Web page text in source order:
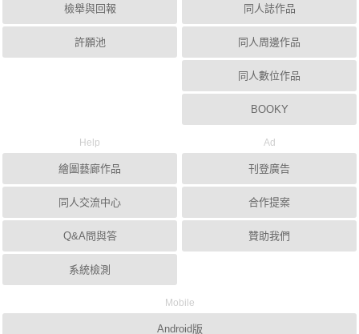
檢舉與回報
許願池
同人誌作品
同人周邊作品
同人數位作品
BOOKY
Help
繪圖藝廊作品
同人交流中心
Q&A問與答
系統檢測
Ad
刊登廣告
合作提案
贊助我們
Mobile
Android版